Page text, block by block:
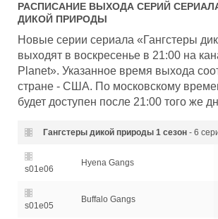
РАСПИСАНИЕ ВЫХОДА СЕРИЙ
ДИКОЙ ПРИРОДЫ
Новые серии сериала «Гангстеры
выходят в воскресенье в 21:00 на
Planet». Указанное время выхода
стране - США. По московскому
будет доступен после 21:00 того же
Гангстеры дикой природы 1 сезон - 6
s01e06
Hyena Gangs
s01e05
Buffalo Gangs